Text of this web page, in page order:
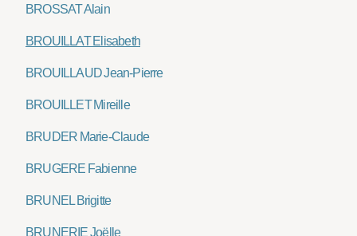
BROSSAT Alain
BROUILLAT Elisabeth
BROUILLAUD Jean-Pierre
BROUILLET Mireille
BRUDER Marie-Claude
BRUGERE Fabienne
BRUNEL Brigitte
BRUNERIE Joëlle